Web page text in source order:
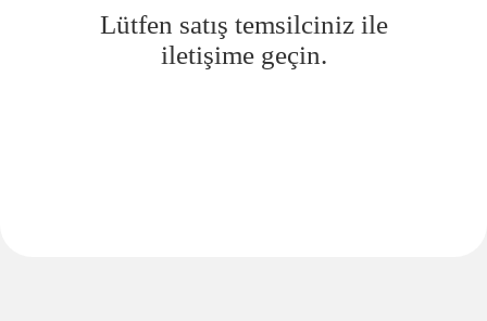
Lütfen satış temsilciniz ile
iletişime geçin.